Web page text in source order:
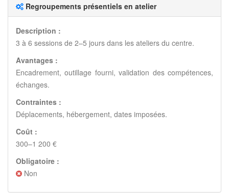
Regroupements présentiels en atelier
Description :
3 à 6 sessions de 2–5 jours dans les ateliers du centre.
Avantages :
Encadrement, outillage fourni, validation des compétences,
échanges.
Contraintes :
Déplacements, hébergement, dates imposées.
Coût :
300–1 200 €
Obligatoire :
Non